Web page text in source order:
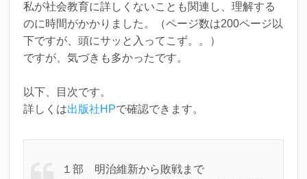
私が社会教育に詳しくないことも関連し、理解する
のに時間がかかりました。（ページ数は200ページ以
下ですが、頭にサッと入ってこず。。）
ですが、気づきも多かったです。
以下、目次です。
詳しくは出版社HPで確認できます。
１部 明治維新から敗戦まで